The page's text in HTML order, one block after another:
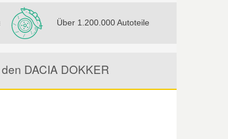
Über 1.200.000 Autoteile
DACIA DOKKER